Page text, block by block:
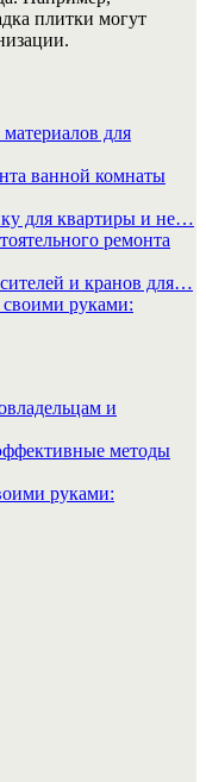
плитки могут
для
ванной комнаты
для квартиры и не…
ремонта
и кранов для…
руками:
и
методы
руками: